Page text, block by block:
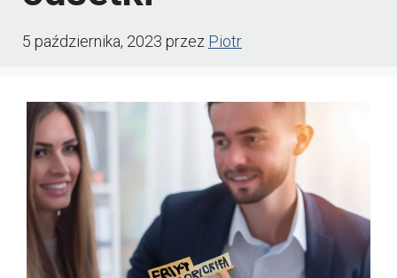
5 października, 2023 przez Piotr